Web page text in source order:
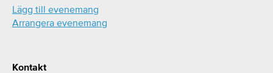
Lägg till evenemang
Arrangera evenemang
Kontakt